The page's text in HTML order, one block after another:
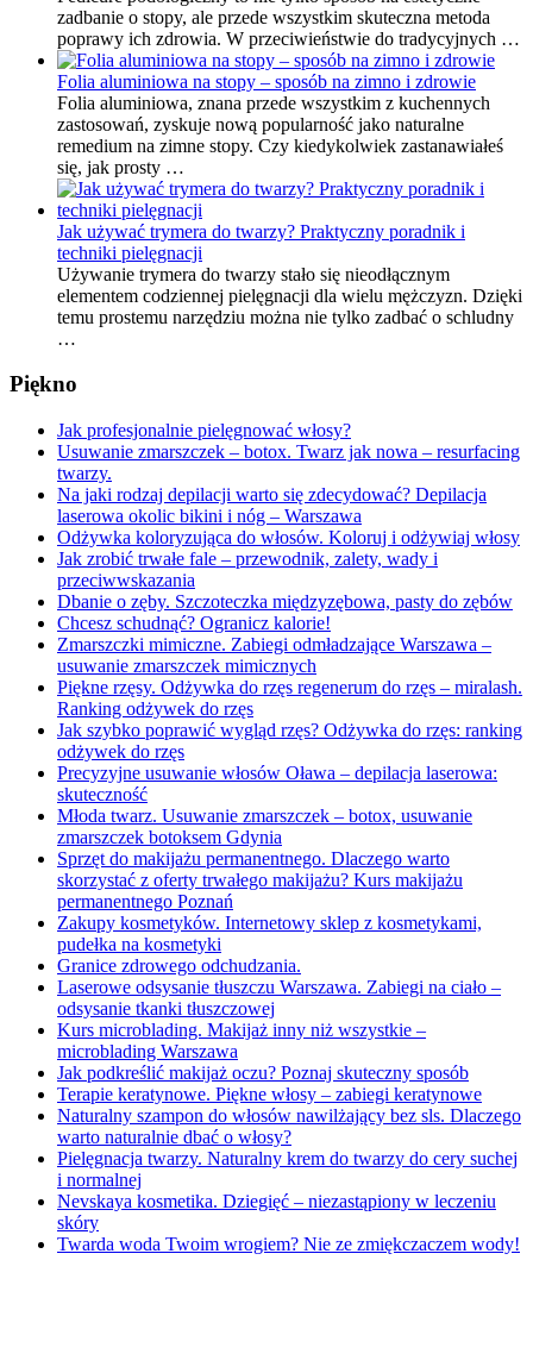
zadbanie o stopy, ale przede wszystkim skuteczna metoda
poprawy ich zdrowia. W przeciwieństwie do tradycyjnych …
Folia aluminiowa na stopy – sposób na zimno i zdrowie
Folia aluminiowa, znana przede wszystkim z kuchennych
zastosowań, zyskuje nową popularność jako naturalne
remedium na zimne stopy. Czy kiedykolwiek zastanawiałeś
się, jak prosty …
Jak używać trymera do twarzy? Praktyczny poradnik i
techniki pielęgnacji
Używanie trymera do twarzy stało się nieodłącznym
elementem codziennej pielęgnacji dla wielu mężczyzn. Dzięki
temu prostemu narzędziu można nie tylko zadbać o schludny
…
Piękno
Jak profesjonalnie pielęgnować włosy?
Usuwanie zmarszczek – botox. Twarz jak nowa – resurfacing
twarzy.
Na jaki rodzaj depilacji warto się zdecydować? Depilacja
laserowa okolic bikini i nóg – Warszawa
Odżywka koloryzująca do włosów. Koloruj i odżywiaj włosy
Jak zrobić trwałe fale – przewodnik, zalety, wady i
przeciwwskazania
Dbanie o zęby. Szczoteczka międzyzębowa, pasty do zębów
Chcesz schudnąć? Ogranicz kalorie!
Zmarszczki mimiczne. Zabiegi odmładzające Warszawa –
usuwanie zmarszczek mimicznych
Piękne rzęsy. Odżywka do rzęs regenerum do rzęs – miralash.
Ranking odżywek do rzęs
Jak szybko poprawić wygląd rzęs? Odżywka do rzęs: ranking
odżywek do rzęs
Precyzyjne usuwanie włosów Oława – depilacja laserowa:
skuteczność
Młoda twarz. Usuwanie zmarszczek – botox, usuwanie
zmarszczek botoksem Gdynia
Sprzęt do makijażu permanentnego. Dlaczego warto
skorzystać z oferty trwałego makijażu? Kurs makijażu
permanentnego Poznań
Zakupy kosmetyków. Internetowy sklep z kosmetykami,
pudełka na kosmetyki
Granice zdrowego odchudzania.
Laserowe odsysanie tłuszczu Warszawa. Zabiegi na ciało –
odsysanie tkanki tłuszczowej
Kurs microblading. Makijaż inny niż wszystkie –
microblading Warszawa
Jak podkreślić makijaż oczu? Poznaj skuteczny sposób
Terapie keratynowe. Piękne włosy – zabiegi keratynowe
Naturalny szampon do włosów nawilżający bez sls. Dlaczego
warto naturalnie dbać o włosy?
Pielęgnacja twarzy. Naturalny krem do twarzy do cery suchej
i normalnej
Nevskaya kosmetika. Dziegięć – niezastąpiony w leczeniu
skóry
Twarda woda Twoim wrogiem? Nie ze zmiękczaczem wody!